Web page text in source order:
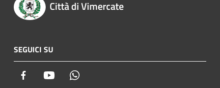
Città di Vimercate
SEGUICI SU
Facebook Youtube